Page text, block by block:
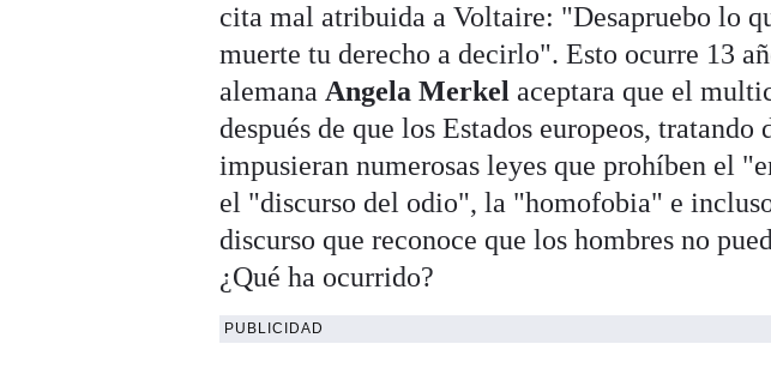
cita mal atribuida a Voltaire: "Desapruebo lo
muerte tu derecho a decirlo". Esto ocurre 13
alemana Angela Merkel aceptara que el
después de que los Estados europeos,
impusieran numerosas leyes que prohíben el
el "discurso del odio", la "homofobia" e
discurso que reconoce que los hombres no
¿Qué ha ocurrido?
PUBLICIDAD